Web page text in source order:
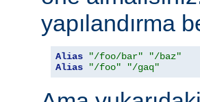
yapılandırma
Alias "/foo/bar"
"/baz"
Alias
"/foo" "/gaq"